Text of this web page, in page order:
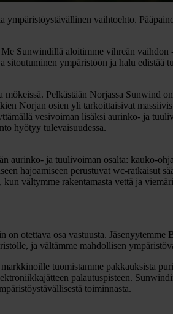
vaihtoehto.
Sunwindillä aloitimme vihreän
ympäristöön ja halu edistää
Pelkästään Norjassa
Norjan osien yli tarkoittaisivat
vesivoiman lisäksi aurinko- ja
hyötyy tulevaisuudessa.
aurinko- ja tuulivoiman osalta: kauko-
hajoamiseen perustuvat wc-ratkaisut
vältymme rakentamasta vettä ja
otettava osa vastuusta.
ja vältämme mahdollisen
tuomistamme pakkauksista
palautuspisteen.
toiminnasta.